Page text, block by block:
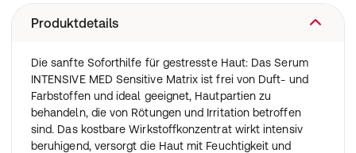
Produktdetails
Die sanfte Soforthilfe für gestresste Haut: Das Serum
INTENSIVE MED Sensitive Matrix ist frei von Duft- und
Farbstoffen und ideal geeignet, Hautpartien zu
behandeln, die von Rötungen und Irritation betroffen
sind. Das kostbare Wirkstoffkonzentrat wirkt intensiv
beruhigend, versorgt die Haut mit Feuchtigkeit und